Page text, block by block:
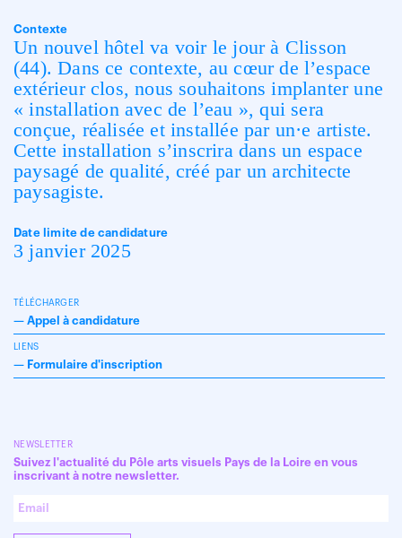
Contexte
Un nouvel hôtel va voir le jour à Clisson
(44). Dans ce contexte, au cœur de l’espace
extérieur clos, nous souhaitons implanter une
« installation avec de l’eau », qui sera
conçue, réalisée et installée par un·e artiste.
Cette installation s’inscrira dans un espace
paysagé de qualité, créé par un architecte
paysagiste.
Date limite de candidature
3 janvier 2025
TÉLÉCHARGER
— Appel à candidature
LIENS
— Formulaire d'inscription
NEWSLETTER
Suivez l'actualité du Pôle arts visuels Pays de la Loire en vous
inscrivant à notre newsletter.